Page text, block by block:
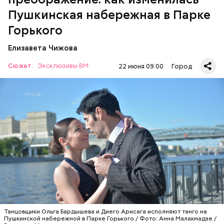
Пушкинская набережная в Парке
Горького
Елизавета Чижова
Сюжет: Эксклюзивы ВМ 22 июня 09:00 Город
Танцовщики Ольга Бардышева и Диего Арисага исполняют танго на
Пушкинской набережной в Парке Горького / Фото: Анна Малакмадзе /
Помнит поэта
РЕКОНСТРУКЦИЯ МОСКВА
ИСТОРИЯ
ПАРК ГОРЬКОГО
В 2025 году в Москве провели творческие
фестивали, посвященные 80-летию Победы
Великой Отечественной войны и Году защитника
Отечества. Они объединили жителей всех округов
столицы. Лучшие коллективы и исполнители
выступили на гала-концертах в Храме Христа
Спасителя и музыкальном театре «Геликон-опера».